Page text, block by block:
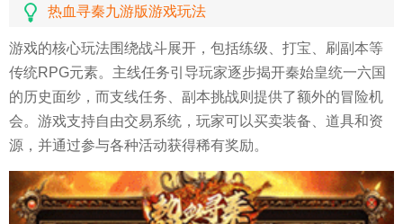
热血寻秦九游版游戏玩法
游戏的核心玩法围绕战斗展开，包括练级、打宝、刷副本等
传统RPG元素。主线任务引导玩家逐步揭开秦始皇统一六国
的历史面纱，而支线任务、副本挑战则提供了额外的冒险机
会。游戏支持自由交易系统，玩家可以买卖装备、道具和资
源，并通过参与各种活动获得稀有奖励。